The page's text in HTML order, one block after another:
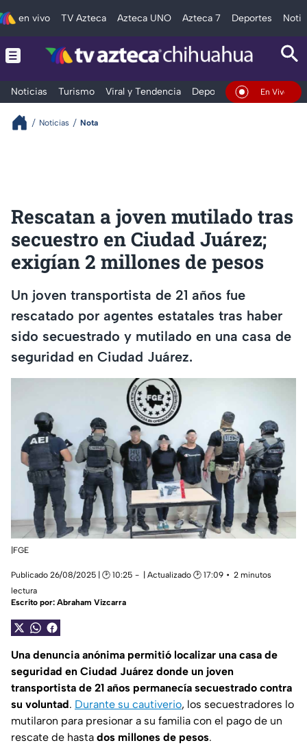
en vivo TV Azteca Azteca UNO Azteca 7 Deportes
Noticias Turismo Viral y Tendencia Deportes Espectáculos
En Vivo
Noticias Nota
Rescatan a joven mutilado tras
secuestro en Ciudad Juárez;
exigían 2 millones de pesos
Un joven transportista de 21 años fue
rescatado por agentes estatales tras haber
sido secuestrado y mutilado en una casa de
seguridad en Ciudad Juárez.
|FGE
Publicado 26/08/2025 | 🕑 10:25 | Actualizado 🕑 17:09
2 minutos
lectura
Escrito por: Abraham Vizcarra
Una denuncia anónima permitió localizar una casa de
seguridad en Ciudad Juárez donde un joven
transportista de 21 años permanecía secuestrado contra
su voluntad. Durante su cautiverio, los secuestradores lo
mutilaron para presionar a su familia con el pago de un
rescate de hasta dos millones de pesos.